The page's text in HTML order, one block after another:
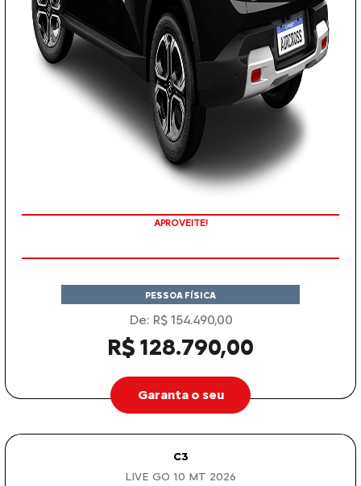
APROVEITE!
PESSOA FÍSICA
De: R$ 154.490,00
R$ 128.790,00
Garanta o seu
C3
LIVE GO 1.0 MT 2026